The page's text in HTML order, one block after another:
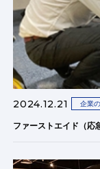
2024.12.21 企業
ファーストエイド（応